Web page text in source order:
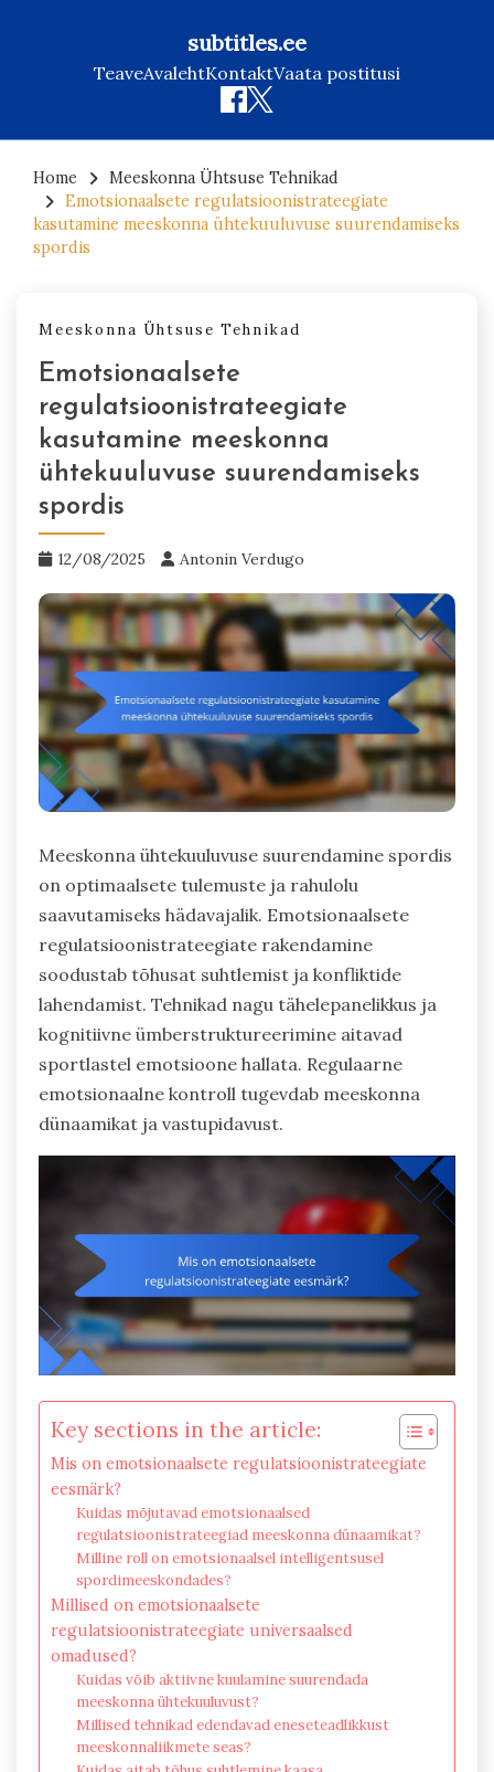
subtitles.ee
TeaveAvalehtKontaktVaata postitusi
content
Home
Meeskonna Ühtsuse Tehnikad
Emotsionaalsete regulatsioonistrateegiate
kasutamine meeskonna ühtekuuluvuse suurendamiseks
spordis
Meeskonna Ühtsuse Tehnikad
Emotsionaalsete
regulatsioonistrateegiate
kasutamine meeskonna
ühtekuuluvuse suurendamiseks
spordis
12/08/2025 Antonin Verdugo
Meeskonna ühtekuuluvuse suurendamine spordis
on optimaalsete tulemuste ja rahulolu
saavutamiseks hädavajalik. Emotsionaalsete
regulatsioonistrateegiate rakendamine
soodustab tõhusat suhtlemist ja konfliktide
lahendamist. Tehnikad nagu tähelepanelikkus ja
kognitiivne ümberstruktureerimine aitavad
sportlastel emotsioone hallata. Regulaarne
emotsionaalne kontroll tugevdab meeskonna
dünaamikat ja vastupidavust.
Key sections in the article:
Mis on emotsionaalsete regulatsioonistrateegiate
eesmärk?
Kuidas mõjutavad emotsionaalsed
regulatsioonistrateegiad meeskonna dünaamikat?
Milline roll on emotsionaalsel intelligentsusel
spordimeeskondades?
Millised on emotsionaalsete
regulatsioonistrateegiate universaalsed
omadused?
Kuidas võib aktiivne kuulamine suurendada
meeskonna ühtekuuluvust?
Millised tehnikad edendavad eneseteadlikkust
meeskonnaliikmete seas?